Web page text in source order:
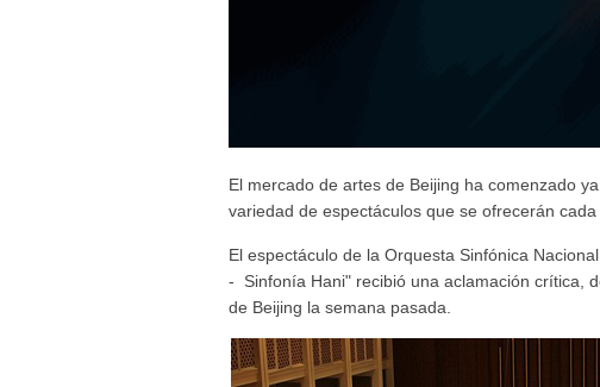
El mercado de artes de Beijing ha comenzado
variedad de espectáculos que se ofrecerán cada
El espectáculo de la Orquesta Sinfónica
- Sinfonía Hani" recibió una aclamación crítica,
de Beijing la semana pasada.